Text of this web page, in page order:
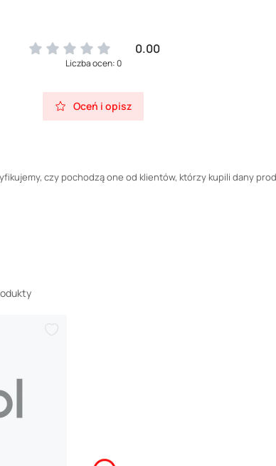
0.00
Liczba ocen: 0
Oceń i opisz
czy pochodzą one od klientów, którzy kupili dany